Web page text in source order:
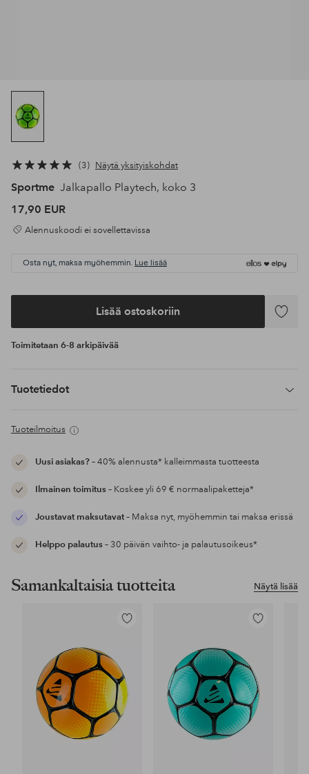
3 Näytä yksityiskohdat
Sportme Jalkapallo Playtech, koko 3
17,90 EUR
Alennuskoodi ei sovellettavissa
Osta nyt, maksa myöhemmin. Lue lisää
Lisää ostoskoriin
Lisää
Toimitetaan 6-8 arkipäivää
Tuotetiedot
Tuoteilmoitus
Uusi asiakas?– 40% alennusta* kalleimmasta tuotteesta
Ilmainen toimitus– Koskee yli 69 € normaalipaketteja*
Joustavat maksutavat– Maksa nyt, myöhemmin tai maksa erissä
Helppo palautus– 30 päivän vaihto- ja palautusoikeus*
Näytä lisää
Samankaltaisia tuotteita
Lisää
Lisää